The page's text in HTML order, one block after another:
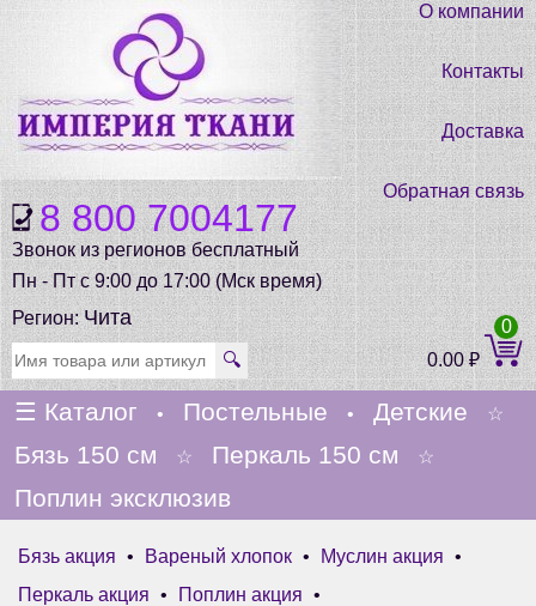
8 800 7004177
Звонок из регионов бесплатный
Пн - Пт с 9:00 до 17:00 (Мск время)
О компании
Контакты
Доставка
Обратная связь
Регион:Чита
🔍 0.00₽
0
☰ Каталог • Постельные • Детские ☆
Бязь 150 см ☆ Перкаль 150 см ☆
Поплин эксклюзив
Бязь акция • Вареный хлопок • Муслин акция •
Перкаль акция • Поплин акция •